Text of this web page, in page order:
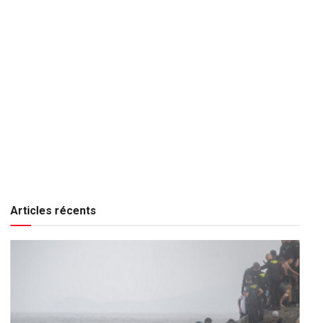
Articles récents